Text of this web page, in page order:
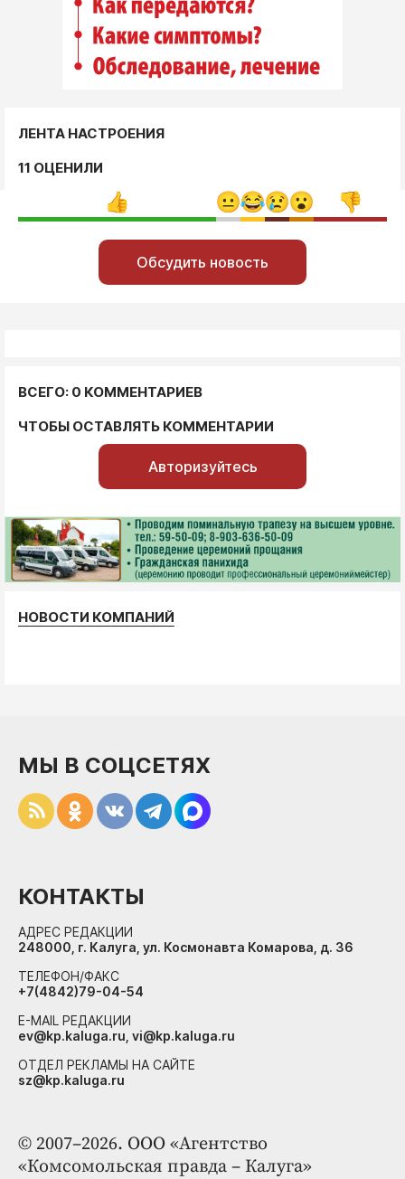
ЛЕНТА НАСТРОЕНИЯ
11 ОЦЕНИЛИ
Обсудить новость
ВСЕГО: 0 КОММЕНТАРИЕВ
ЧТОБЫ ОСТАВЛЯТЬ КОММЕНТАРИИ
Авторизуйтесь
НОВОСТИ КОМПАНИЙ
© 2007–2026. ООО «Агентство
«Комсомольская правда – Калуга»
МЫ В СОЦСЕТЯХ
КОНТАКТЫ
АДРЕС РЕДАКЦИИ
248000, г. Калуга, ул. Космонавта Комарова, д. 36
ТЕЛЕФОН/ФАКС
+7(4842)79-04-54
E-MAIL РЕДАКЦИИ
ev@kp.kaluga.ru, vi@kp.kaluga.ru
ОТДЕЛ РЕКЛАМЫ НА САЙТЕ
sz@kp.kaluga.ru